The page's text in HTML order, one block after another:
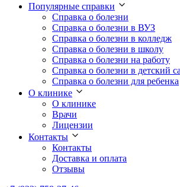
Популярные справки
Справка о болезни
Справка о болезни в ВУЗ
Справка о болезни в колледж
Справка о болезни в школу
Справка о болезни на работу
Справка о болезни в детский
Справка о болезни для ребенка
О клинике
О клинике
Врачи
Лицензии
Контакты
Контакты
Доставка и оплата
Отзывы